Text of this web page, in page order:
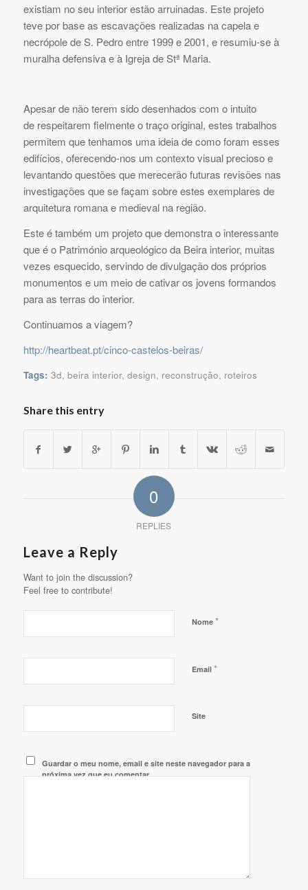
existiam no seu interior estão arruinadas. Este projeto
teve por base as escavações realizadas na capela e
necrópole de S. Pedro entre 1999 e 2001, e resumiu-se à
muralha defensiva e à Igreja de Stª Maria.
Apesar de não terem sido desenhados com o intuito
de respeitarem fielmente o traço original, estes trabalhos
permitem que tenhamos uma ideia de como foram esses
edifícios, oferecendo-nos um contexto visual precioso e
levantando questões que merecerão futuras revisões nas
investigações que se façam sobre estes exemplares de
arquitetura romana e medieval na região.
Este é também um projeto que demonstra o interessante
que é o Património arqueológico da Beira interior, muitas
vezes esquecido, servindo de divulgação dos próprios
monumentos e um meio de cativar os jovens formandos
para as terras do interior.
Continuamos a viagem?
http://heartbeat.pt/cinco-castelos-beiras/
Tags: 3d, beira interior, design, reconstrução, roteiros
Share this entry
0
REPLIES
Leave a Reply
Want to join the discussion?
Feel free to contribute!
Nome *
Email *
Site
Guardar o meu nome, email e site neste navegador para a
próxima vez que eu comentar.